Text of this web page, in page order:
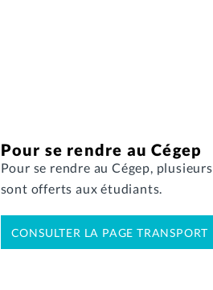
Pour se rendre au Cégep
Pour se rendre au Cégep,
sont offerts aux étudiants.
CONSULTER LA PAGE TRANSPORT